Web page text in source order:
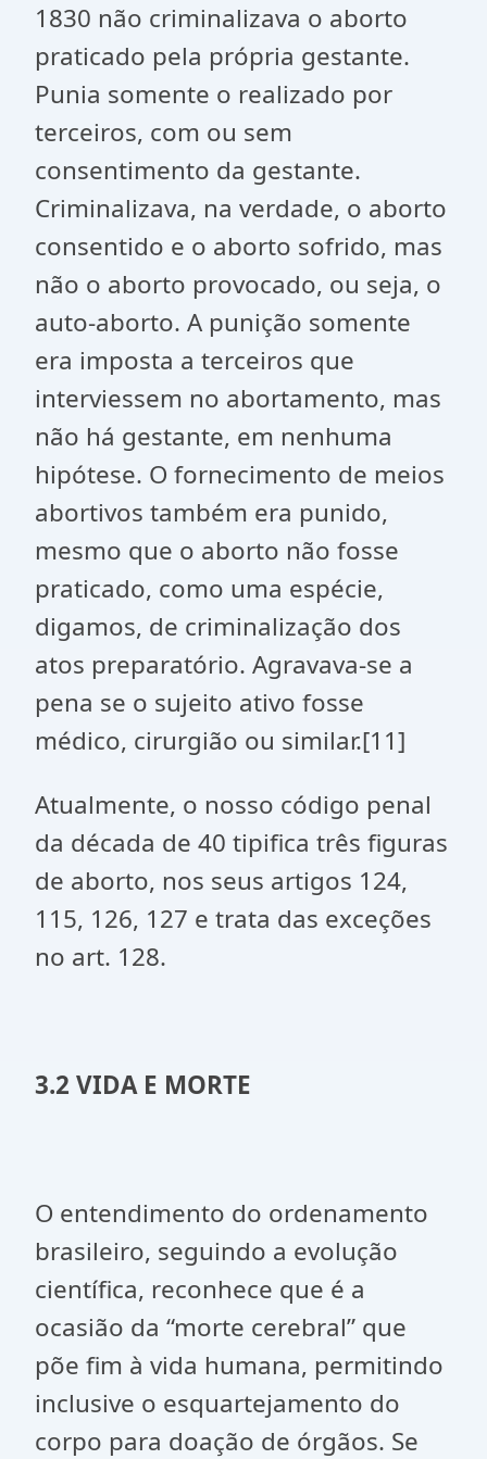
1830 não criminalizava o aborto
praticado pela própria gestante.
Punia somente o realizado por
terceiros, com ou sem
consentimento da gestante.
Criminalizava, na verdade, o aborto
consentido e o aborto sofrido, mas
não o aborto provocado, ou seja, o
auto-aborto. A punição somente
era imposta a terceiros que
interviessem no abortamento, mas
não há gestante, em nenhuma
hipótese. O fornecimento de meios
abortivos também era punido,
mesmo que o aborto não fosse
praticado, como uma espécie,
digamos, de criminalização dos
atos preparatório. Agravava-se a
pena se o sujeito ativo fosse
médico, cirurgião ou similar.[11]
Atualmente, o nosso código penal
da década de 40 tipifica três figuras
de aborto, nos seus artigos 124,
115, 126, 127 e trata das exceções
no art. 128.
3.2 VIDA E MORTE
O entendimento do ordenamento
brasileiro, seguindo a evolução
científica, reconhece que é a
ocasião da “morte cerebral” que
põe fim à vida humana, permitindo
inclusive o esquartejamento do
corpo para doação de órgãos. Se